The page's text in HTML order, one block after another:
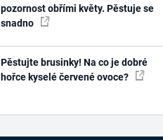
pozornost obřími květy. Pěstuje se
snadno
Pěstujte brusinky! Na co je dobré
hořce kyselé červené ovoce?